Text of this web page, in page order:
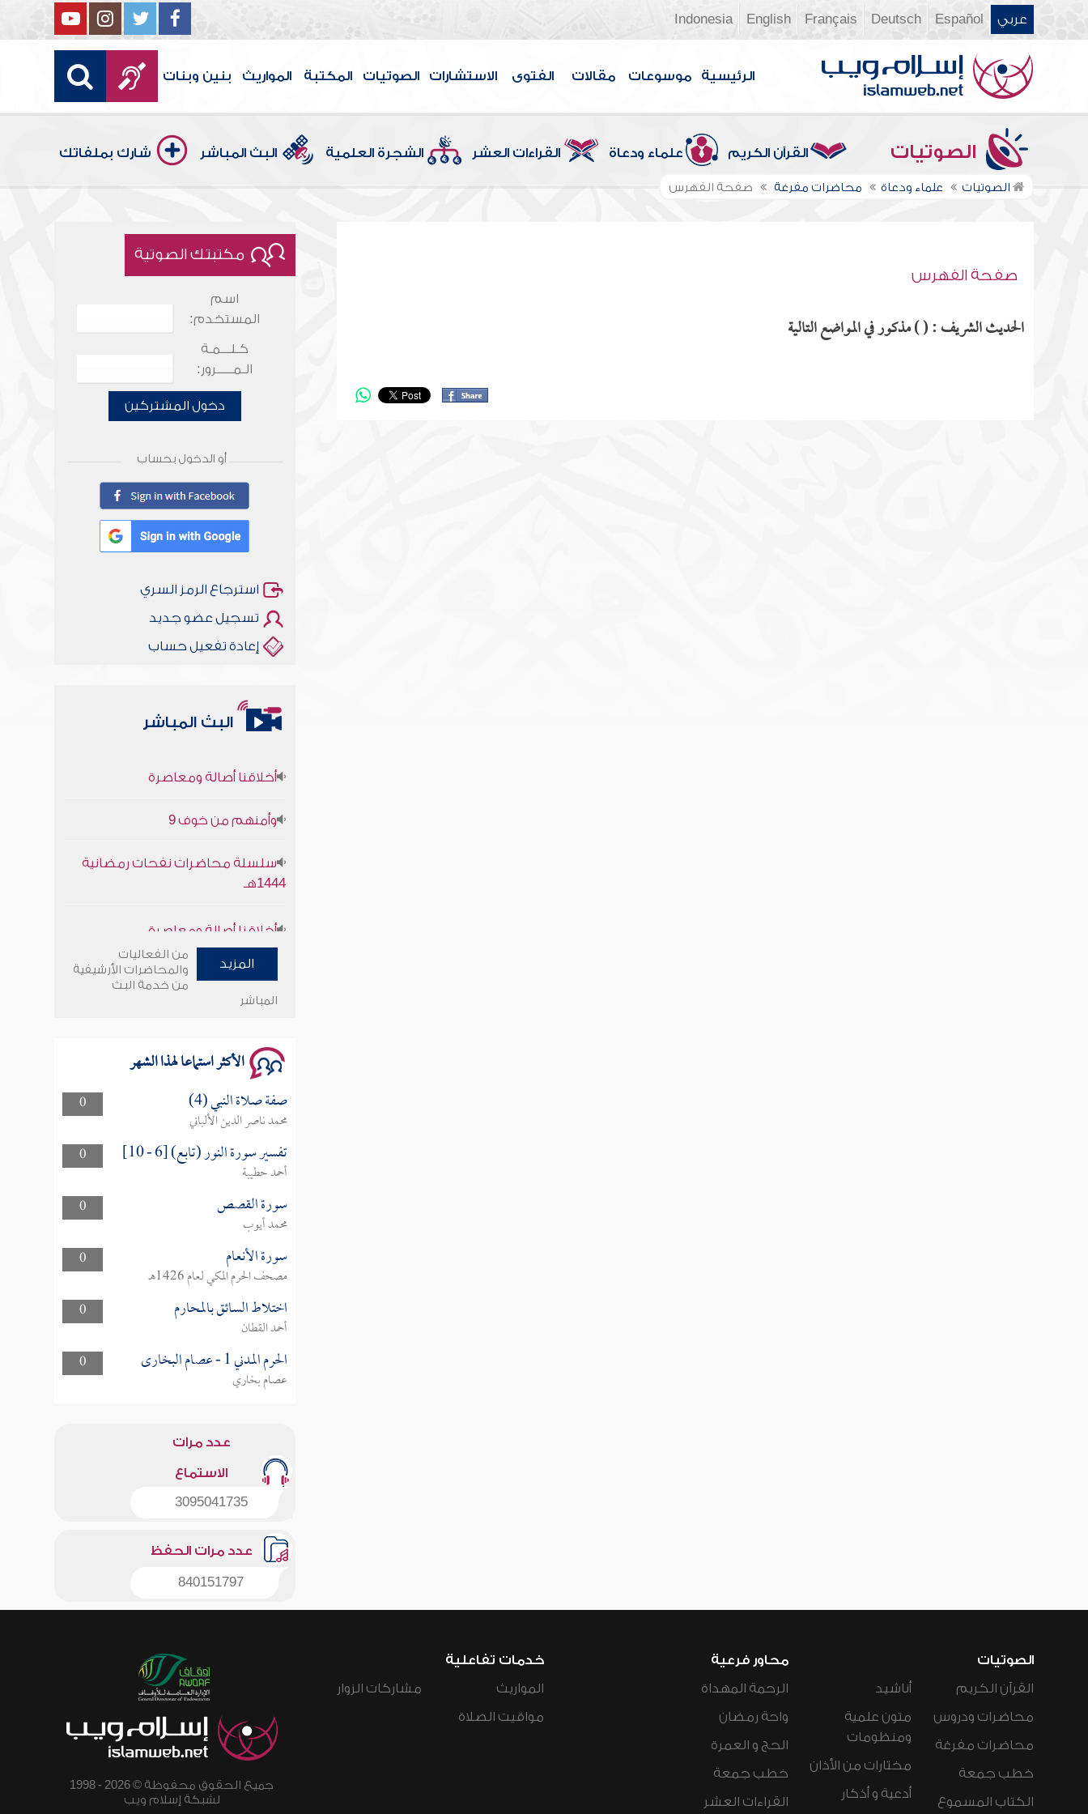
عربي Español
Deutsch
Français
English
Indonesia
الرئيسية موسوعات مقالات الفتوى الاستشارات الصوتيات المكتبة المواريث بنين وبنات
الصوتيات القرآن الكريم علماء ودعاة القراءات العشر الشجرة العلمية البث المباشر شارك بملفاتك
الصوتيات علماء ودعاة محاضرات مفرغة صفحة الفهرس
صفحة الفهرس
الحديث الشريف : ( ) مذكور في المواضع التالية
مكتبتك الصوتية
اسم
المستخدم:
كـلـــمـة
الـمـــــرور:
دخول المشتركين
أو الدخول بحساب
استرجاع الرمز السري
تسجيل عضو جديد
إعادة تفعيل حساب
البث المباشر
1444هـ
وأمنهم من خوف 9
سلسلة محاضرات نفحات رمضانية
المزيد
من الفعاليات
والمحاضرات الأرشيفية
من خدمة البث
المباشر
الأكثر استماعا لهذا الشهر
0 صفة صلاة النبي (4)
محمد ناصر الدين الألباني
0
تفسير سورة النور (تابع) [6 - 10]
أحمد حطيبة
0
سورة القصص
محمد أيوب
0
سورة الأنعام
مصحف الحرم المكي لعام 1426هـ
0
اختلاط السائق بالمحارم
أحمد القطان
0
الحرم المدني 1 - عصام البخارى
عصام بخاري
عدد مرات
الاستماع
3095041735
عدد مرات الحفظ
840151797
الصوتيات
القرآن الكريم
محاضرات ودروس
محاضرات مفرغة
خطب جمعة
الكتاب المسموع
أناشيد
متون علمية
ومنظومات
مختارات من الأذان
أدعية و أذكار
محاور فرعية
الرحمة المهداة
واحة رمضان
الحج و العمرة
خطب جمعة
القراءات العشر
خدمات تفاعلية
المواريث
مواقيت الصلاة
مشاركات الزوار
جميع الحقوق محفوظة © 2026 - 1998
لشبكة إسلام ويب